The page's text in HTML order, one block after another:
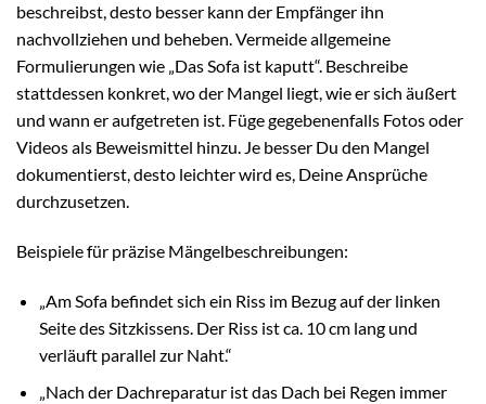
beschreibst, desto besser kann der Empfänger ihn
nachvollziehen und beheben. Vermeide allgemeine
Formulierungen wie „Das Sofa ist kaputt“. Beschreibe
stattdessen konkret, wo der Mangel liegt, wie er sich äußert
und wann er aufgetreten ist. Füge gegebenenfalls Fotos oder
Videos als Beweismittel hinzu. Je besser Du den Mangel
dokumentierst, desto leichter wird es, Deine Ansprüche
durchzusetzen.
Beispiele für präzise Mängelbeschreibungen:
„Am Sofa befindet sich ein Riss im Bezug auf der linken
Seite des Sitzkissens. Der Riss ist ca. 10 cm lang und
verläuft parallel zur Naht.“
„Nach der Dachreparatur ist das Dach bei Regen immer